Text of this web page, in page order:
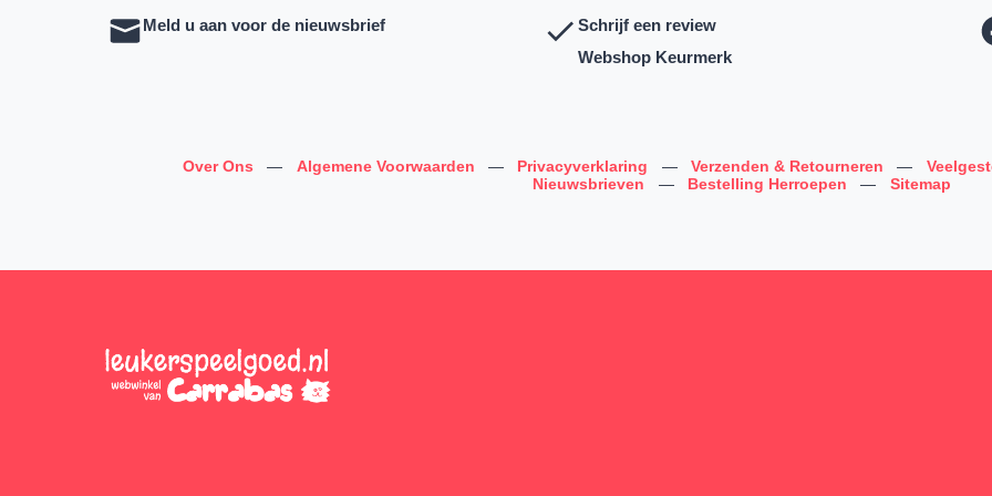
Meld u aan voor de nieuwsbrief
Schrijf een review
Webshop Keurmerk
Over Ons — Algemene Voorwaarden — Privacyverklaring — Verzenden & Retourneren —
Nieuwsbrieven
— Bestelling Herroepen — Sitemap